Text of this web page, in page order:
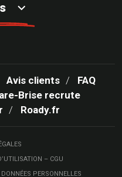
Avis clients
FAQ
Brise recrute
Roady.fr
– CGU
PERSONNELLES